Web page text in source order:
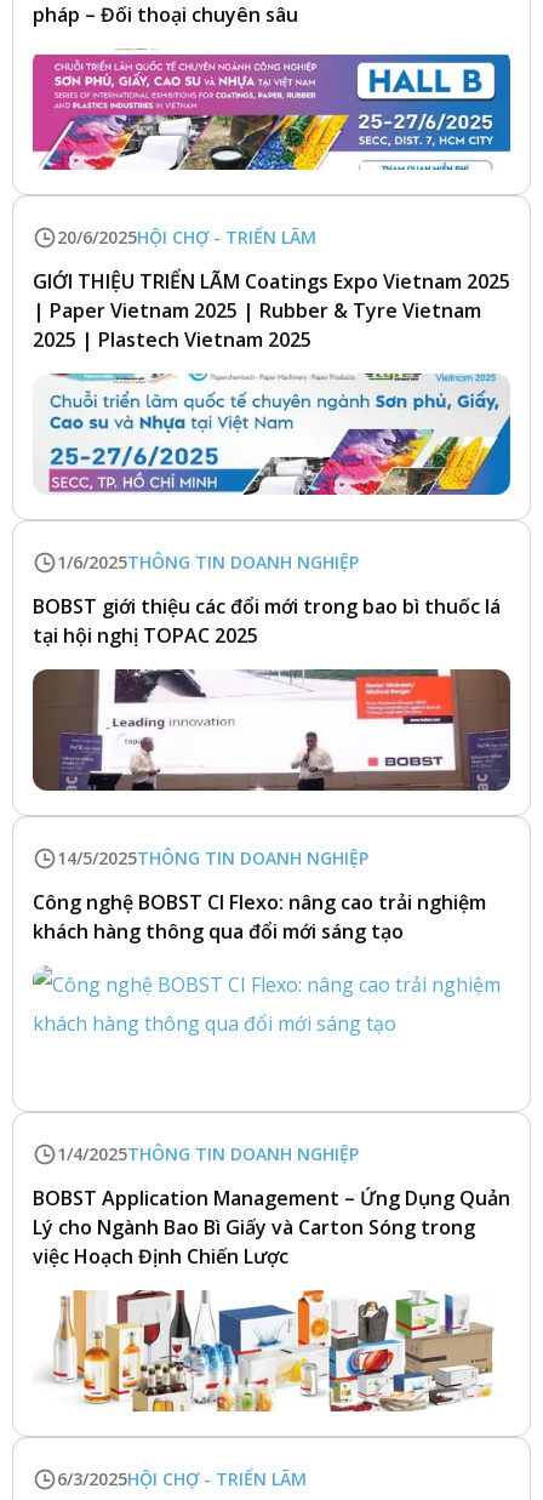
pháp – Đối thoại chuyên sâu
20/6/2025HỘI CHỢ - TRIỂN LÃM
GIỚI THIỆU TRIỂN LÃM Coatings Expo Vietnam 2025
| Paper Vietnam 2025 | Rubber & Tyre Vietnam
2025 | Plastech Vietnam 2025
1/6/2025THÔNG TIN DOANH NGHIỆP
BOBST giới thiệu các đổi mới trong bao bì thuốc lá
tại hội nghị TOPAC 2025
14/5/2025THÔNG TIN DOANH NGHIỆP
Công nghệ BOBST CI Flexo: nâng cao trải nghiệm
khách hàng thông qua đổi mới sáng tạo
1/4/2025THÔNG TIN DOANH NGHIỆP
BOBST Application Management – Ứng Dụng Quản
Lý cho Ngành Bao Bì Giấy và Carton Sóng trong
việc Hoạch Định Chiến Lược
6/3/2025HỘI CHỢ - TRIỂN LÃM